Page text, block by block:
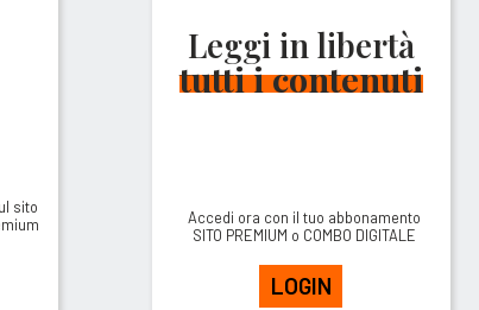
sito
Leggi in libertà
tutti i contenuti
Accedi ora con il tuo abbonamento
SITO PREMIUM o COMBO DIGITALE
LOGIN